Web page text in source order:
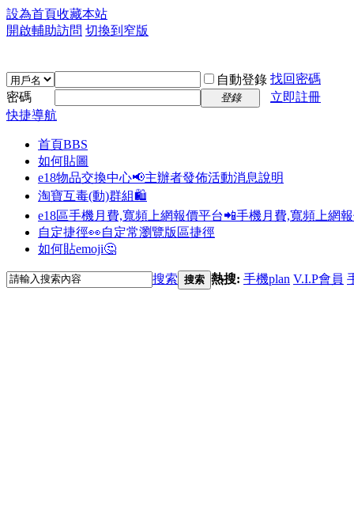
設為首頁收藏本站
開啟輔助訪問 切換到窄版
自動登錄 找回密碼
密碼
登錄
立即註冊
快捷導航
首頁BBS
如何貼圖
e18物品交換中心📢主辦者發佈活動消息說明
淘寶互毒(動)群組🛍️
e18區手機月費,寬頻上網報價平台📲手機月費,寬頻上網
自定捷徑👀自定常瀏覽版區捷徑
如何貼emoji🤔
搜索 搜索 熱搜: 手機plan V.I.P會員